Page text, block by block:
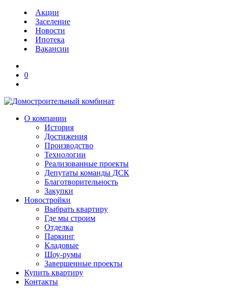
Акции
Заселение
Новости
Ипотека
Вакансии
0
О компании
История
Достижения
Производство
Технологии
Реализованные проекты
Депутаты команды ДСК
Благотворительность
Закупки
Новостройки
Выбрать квартиру
Где мы строим
Отделка
Паркинг
Кладовые
Шоу-румы
Завершенные проекты
Купить квартиру
Контакты